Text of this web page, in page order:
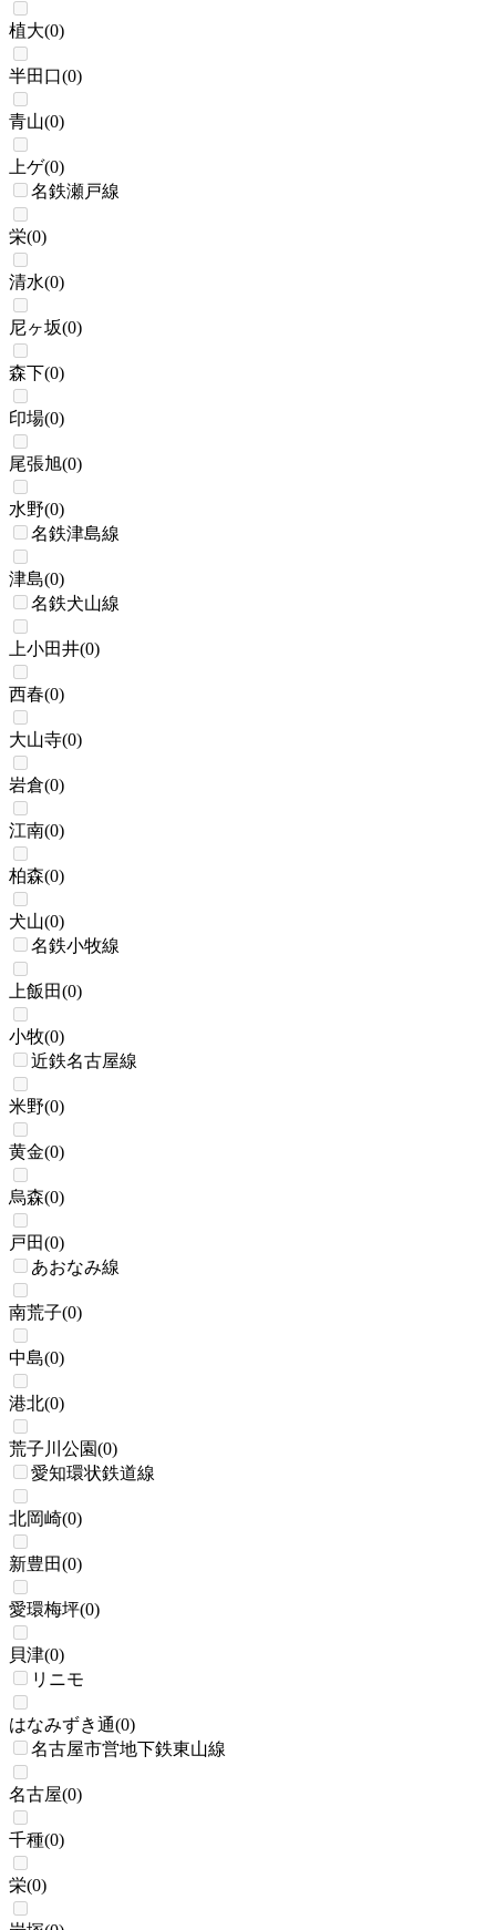
植大(0)
半田口(0)
青山(0)
上ゲ(0)
名鉄瀬戸線
栄(0)
清水(0)
尼ヶ坂(0)
森下(0)
印場(0)
尾張旭(0)
水野(0)
名鉄津島線
津島(0)
名鉄犬山線
上小田井(0)
西春(0)
大山寺(0)
岩倉(0)
江南(0)
柏森(0)
犬山(0)
名鉄小牧線
上飯田(0)
小牧(0)
近鉄名古屋線
米野(0)
黄金(0)
烏森(0)
戸田(0)
あおなみ線
南荒子(0)
中島(0)
港北(0)
荒子川公園(0)
愛知環状鉄道線
北岡崎(0)
新豊田(0)
愛環梅坪(0)
貝津(0)
リニモ
はなみずき通(0)
名古屋市営地下鉄東山線
名古屋(0)
千種(0)
栄(0)